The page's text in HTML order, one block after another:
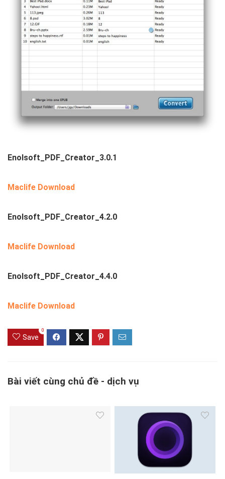
Enolsoft_PDF_Creator_3.0.1
Maclife Download
Enolsoft_PDF_Creator_4.2.0
Maclife Download
Enolsoft_PDF_Creator_4.4.0
Maclife Download
Save
0
Bài viết cùng chủ đề - dịch vụ